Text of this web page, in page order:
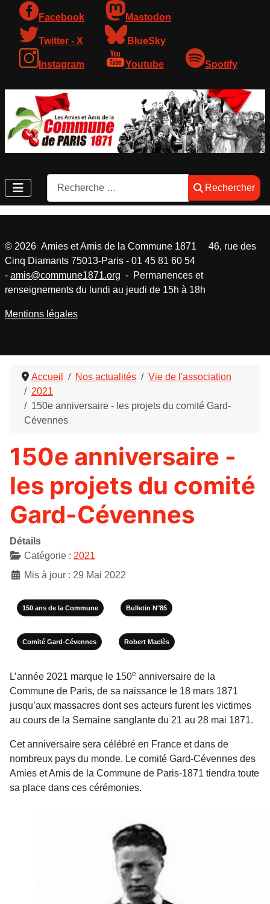
Facebook Mastodon
Twitter - X BlueSky
Instagram Youtube Spotify
Rechercher
Rechercher
Accueil Nos actualités
Vie de l'association
2021
150e anniversaire - les projets du comité Gard-
Cévennes
150e anniversaire -
les projets du comité
Gard-Cévennes
Détails
Catégorie : 2021
Mis à jour : 29 Mai 2022
150 ans de la Commune Bulletin N°85
Comité Gard-Cévennes Robert Maclès
L’année 2021 marque le 150e anniversaire de la
Commune de Paris, de sa naissance le 18 mars 1871
jusqu’aux massacres dont ses acteurs furent les victimes
au cours de la Semaine sanglante du 21 au 28 mai 1871.
Cet anniversaire sera célébré en France et dans de
nombreux pays du monde. Le comité Gard-Cévennes des
Amies et Amis de la Commune de Paris-1871 tiendra toute
sa place dans ces cérémonies.
© 2026 Amies et Amis de la Commune 1871 46, rue des
Cinq Diamants 75013-Paris - 01 45 81 60 54
- amis@commune1871.org - Permanences et
renseignements du lundi au jeudi de 15h à 18h
Mentions légales